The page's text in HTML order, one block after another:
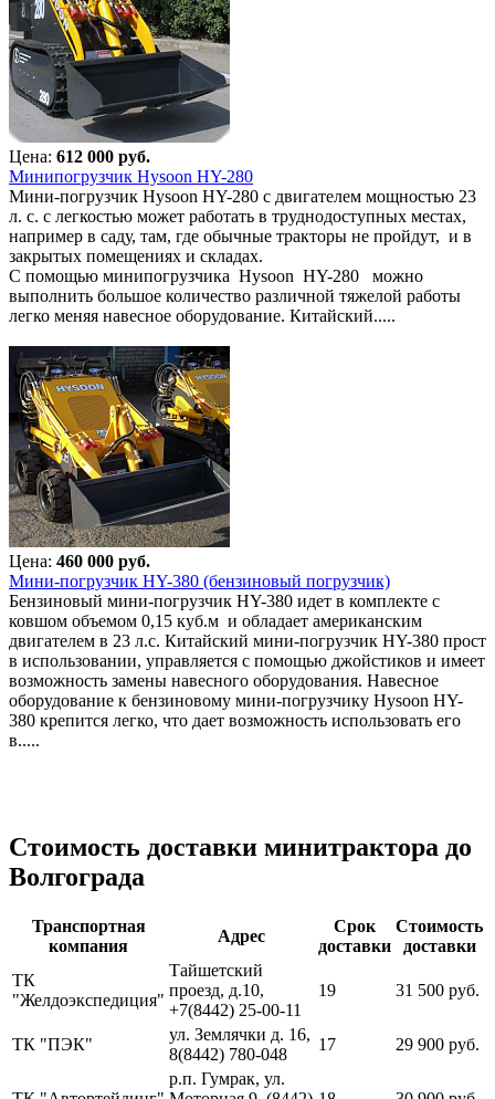
Цена: 612 000 руб.
Минипогрузчик Hysoon HY-280
Мини-погрузчик Hysoon HY-280 с двигателем мощностью 23
л. с. с легкостью может работать в труднодоступных местах,
например в саду, там, где обычные тракторы не пройдут, и в
закрытых помещениях и складах.
С помощью минипогрузчика Hysoon HY-280 можно
выполнить большое количество различной тяжелой работы
легко меняя навесное оборудование. Китайский.....
Цена: 460 000 руб.
Мини-погрузчик HY-380 (бензиновый погрузчик)
Бензиновый мини-погрузчик HY-380 идет в комплекте с
ковшом объемом 0,15 куб.м и обладает американским
двигателем в 23 л.с. Китайский мини-погрузчик HY-380 прост
в использовании, управляется с помощью джойстиков и имеет
возможность замены навесного оборудования. Навесное
оборудование к бензиновому мини-погрузчику Hysoon HY-
380 крепится легко, что дает возможность использовать его
в.....
Стоимость доставки минитрактора до
Волгограда
Транспортная
компания
Адрес
Срок
доставки
Стоимость
доставки
ТК
"Желдоэкспедиция"
Тайшетский
проезд, д.10,
+7(8442) 25-00-11
19 31 500 руб.
ТК "ПЭК"
ул. Землячки д. 16,
8(8442) 780-048
17 29 900 руб.
р.п. Гумрак, ул.